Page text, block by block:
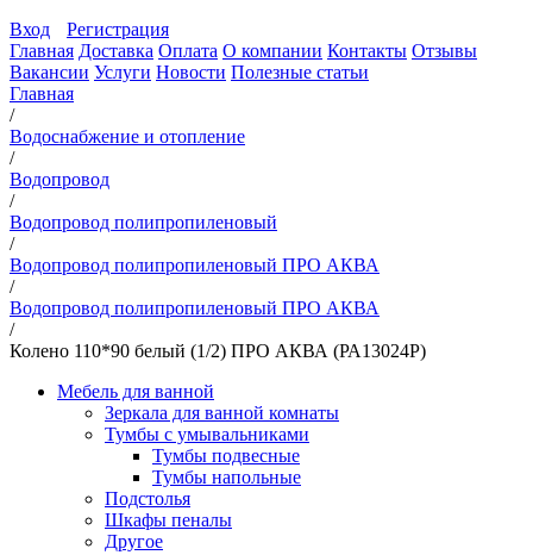
Вход
Регистрация
Главная Доставка Оплата О компании Контакты Отзывы
Вакансии Услуги Новости Полезные статьи
Главная
/
Водоснабжение и отопление
/
Водопровод
/
Водопровод полипропиленовый
/
Водопровод полипропиленовый ПРО АКВА
/
Водопровод полипропиленовый ПРО АКВА
/
Колено 110*90 белый (1/2) ПРО АКВА (РА13024Р)
Мебель для ванной
Зеркала для ванной комнаты
Тумбы с умывальниками
Тумбы подвесные
Тумбы напольные
Подстолья
Шкафы пеналы
Другое